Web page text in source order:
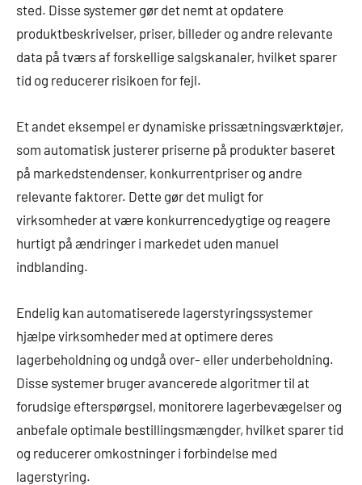
sted. Disse systemer gør det nemt at opdatere
produktbeskrivelser, priser, billeder og andre relevante
data på tværs af forskellige salgskanaler, hvilket sparer
tid og reducerer risikoen for fejl.
Et andet eksempel er dynamiske prissætningsværktøjer,
som automatisk justerer priserne på produkter baseret
på markedstendenser, konkurrentpriser og andre
relevante faktorer. Dette gør det muligt for
virksomheder at være konkurrencedygtige og reagere
hurtigt på ændringer i markedet uden manuel
indblanding.
Endelig kan automatiserede lagerstyringssystemer
hjælpe virksomheder med at optimere deres
lagerbeholdning og undgå over- eller underbeholdning.
Disse systemer bruger avancerede algoritmer til at
forudsige efterspørgsel, monitorere lagerbevægelser og
anbefale optimale bestillingsmængder, hvilket sparer tid
og reducerer omkostninger i forbindelse med
lagerstyring.